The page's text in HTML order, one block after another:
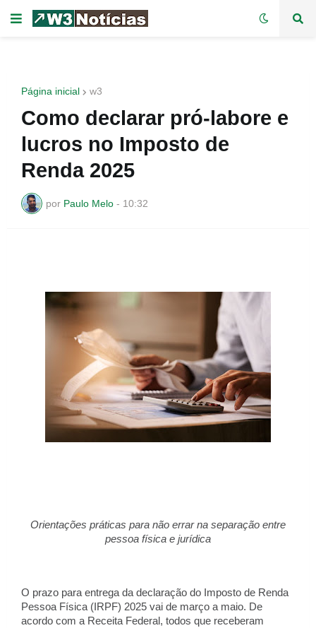
Página inicial w3
Como declarar pró-labore e
lucros no Imposto de
Renda 2025
por Paulo Melo - 10:32
Orientações práticas para não errar na separação entre
pessoa física e jurídica
O prazo para entrega da declaração do Imposto de Renda
Pessoa Física (IRPF) 2025 vai de março a maio. De
acordo com a Receita Federal, todos que receberam